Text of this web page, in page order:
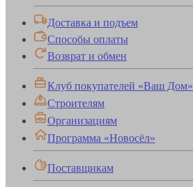
Доставка и подъем
Способы оплаты
Возврат и обмен
Клуб покупателей «Ваш Дом»
Строителям
Организациям
Программа «Новосёл»
Поставщикам